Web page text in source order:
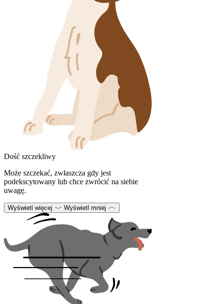
Dość szczekliwy
Może szczekać, zwłaszcza gdy jest
podekscytowany lub chce zwrócić na siebie
uwagę.
Wyświetl więcej Wyświetl mniej